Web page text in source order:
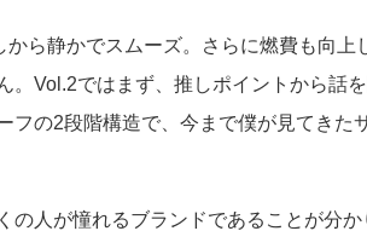
ら静かでスムーズ。さらに燃費も向上
Vol.2ではまず、推しポイントから話を
の2段階構造で、今まで僕が見てきた
人が憧れるブランドであることが分か